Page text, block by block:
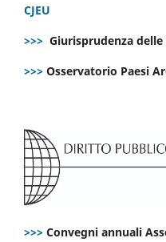
CJEU
>>> Giurisprudenza
>>> Osservatorio Paesi
>>> Convegni annuali